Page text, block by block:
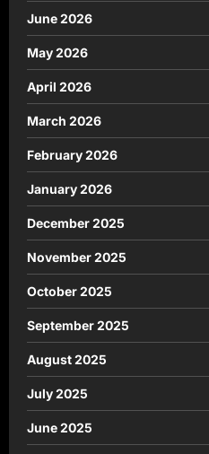
June 2026
May 2026
April 2026
March 2026
February 2026
January 2026
December 2025
November 2025
October 2025
September 2025
August 2025
July 2025
June 2025